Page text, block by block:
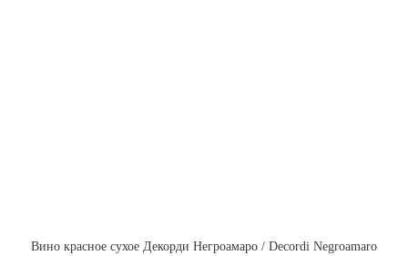
Вино красное сухое Декорди Негроамаро / Decordi Negroamaro